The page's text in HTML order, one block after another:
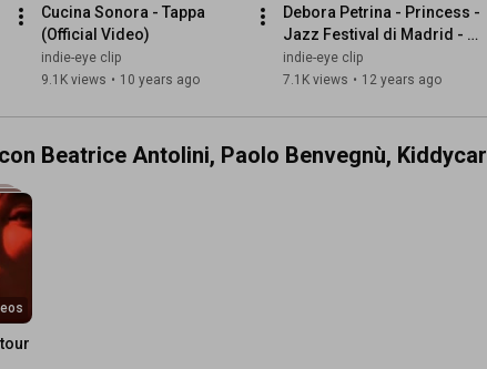
Cucina Sonora - Tappa
(Official Video)
indie-eye clip
9.1K views • 10 years ago
Debora Petrina - Princess -
Jazz Festival di Madrid -
esclusiva lancio indie-eye
indie-eye clip
7.1K views • 12 years ago
Beatrice Antolini, Paolo Benvegnù, Kiddycar